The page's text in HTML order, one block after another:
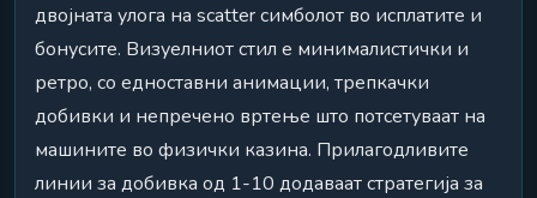
двојната улога на scatter симболот во исплатите и
бонусите. Визуелниот стил е минималистички и
ретро, со едноставни анимации, трепкачки
добивки и непречено вртење што потсетуваат на
машините во физички казина. Прилагодливите
линии за добивка од 1-10 додаваат стратегија за